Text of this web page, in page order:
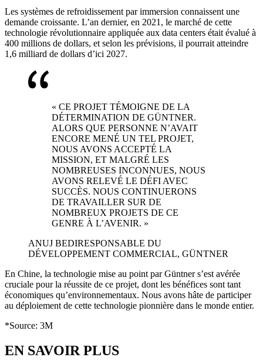
Les systèmes de refroidissement par immersion connaissent une
demande croissante. L’an dernier, en 2021, le marché de cette
technologie révolutionnaire appliquée aux data centers était évalué à
400 millions de dollars, et selon les prévisions, il pourrait atteindre
1,6 milliard de dollars d’ici 2027.
« CE PROJET TÉMOIGNE DE LA
DÉTERMINATION DE GÜNTNER.
ALORS QUE PERSONNE N’AVAIT
ENCORE MENÉ UN TEL PROJET,
NOUS AVONS ACCEPTÉ LA
MISSION, ET MALGRÉ LES
NOMBREUSES INCONNUES, NOUS
AVONS RELEVÉ LE DÉFI AVEC
SUCCÈS. NOUS CONTINUERONS
DE TRAVAILLER SUR DE
NOMBREUX PROJETS DE CE
GENRE À L’AVENIR. »
ANUJ BEDIRESPONSABLE DU
DÉVELOPPEMENT COMMERCIAL, GÜNTNER
En Chine, la technologie mise au point par Güntner s’est avérée
cruciale pour la réussite de ce projet, dont les bénéfices sont tant
économiques qu’environnementaux. Nous avons hâte de participer
au déploiement de cette technologie pionnière dans le monde entier.
*Source: 3M
EN SAVOIR PLUS